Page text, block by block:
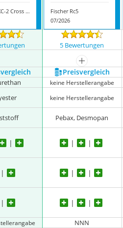
Rossignol XC-2 Cross Country Ski Boots 2023
Fischer Rc5
07/2026
5 Bewertungen
mehr anzeigen
Preis­vergleich
keine Herstellerangabe
keine Herstellerangabe
Pebax, Desmopan
NNN